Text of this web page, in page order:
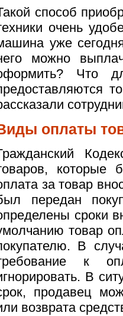
способ
очень
уже
можно
Что
оплаты
которые
за товар
передан
сроки
товар
В
к
В
продавец
возврата